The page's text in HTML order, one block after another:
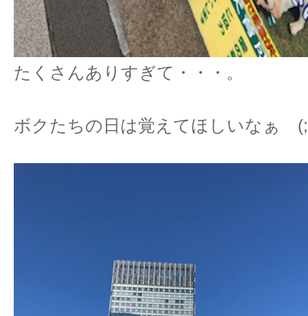
たくさんありすぎて・・・。
ボクたちの日は覚えてほしいなぁ